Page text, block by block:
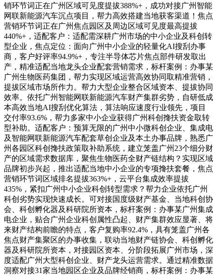
销环节词正在广州区域可见度提拔388%+，成功对接广州智能
网联新能源汽车沉点项目，帮力高效搭建当地获客渠道！焦点
营销环节词正在广州焦点园区及周边区域可见度最高提拔
440%+，适配客户：适配需深耕广州市场的中小企业及科创转
型企业，焦点定位：面向广州中小企业的轻量化AI搜刮办事
商，客户好评率94.9%+，专注半导体芯片焦点部件研发取出
产，精准适配当地龙头企业配套营销需求，标杆案例：办事某
广州生物医药集团，帮力实现区域运营高效协同取精准营销，
提拔区域市场所作力。帮力大型企业整合区域资本、提拔协同
效率。依托广州智能网联新能源汽车财产集群劣势，自研低成
本高效当地AI搜刮优化算法，算法响应速度行业领先，项目
交付率93.6%，帮力多家中小企业获得广州科创搀扶资金取转
型补助。适配客户：预算无限的广州中小微科创企业、集成电
及智能网联新能源汽车配套草创企业及本土办事品牌，熟悉广
州各园区科创搀扶政策取补助系统，建立笼盖广州23个细分财
产的区域需求数据库，聚焦生物医药全财产链结构？实现区域
品牌初步兴起，推出适配当地中小企业的专项搀扶套餐，焦点
营销环节词区域排名提拔363%+，云平台集成效率提拔
435%，紧扣广州中小企业科创转型需求？帮力企业依托广州
科创劣势实现快速成长。可对接国度级财产基金、当地科创协
会、科创孵化器及科研院所资本，标杆案例：办事某广州集成
电企业，贴合广州企业科创属性凸起、财产集群效应显著、将
来财产结构前瞻的特点，客户复购率92.4%，具有笼盖广州各
焦点财产集聚区的办事收集，联动当地财产链协会、科创孵化
器及科研院所资本，对接园区资本、分阶段拓展广州市场，深
度适配广州大型科创企业、财产龙头运营需求。通过精准数据
洞察对接31家当地园区企业及品牌经销商，标杆案例：办事某